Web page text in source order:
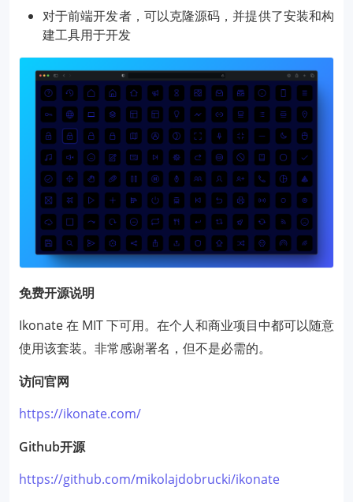
对于前端开发者，可以克隆源码，并提供了安装和构
建工具用于开发
免费开源说明
Ikonate 在 MIT 下可用。在个人和商业项目中都可以随意
使用该套装。非常感谢署名，但不是必需的。
访问官网
https://ikonate.com/
Github开源
https://github.com/mikolajdobrucki/ikonate